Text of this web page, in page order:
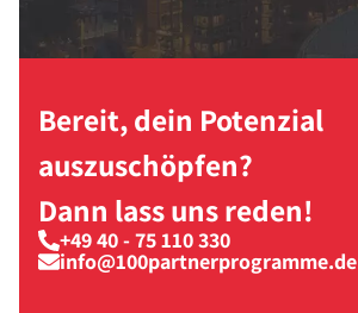
Bereit, dein Potenzial
auszuschöpfen?
Dann lass uns reden!
+49 40 - 75 110 330
info@100partnerprogramme.de